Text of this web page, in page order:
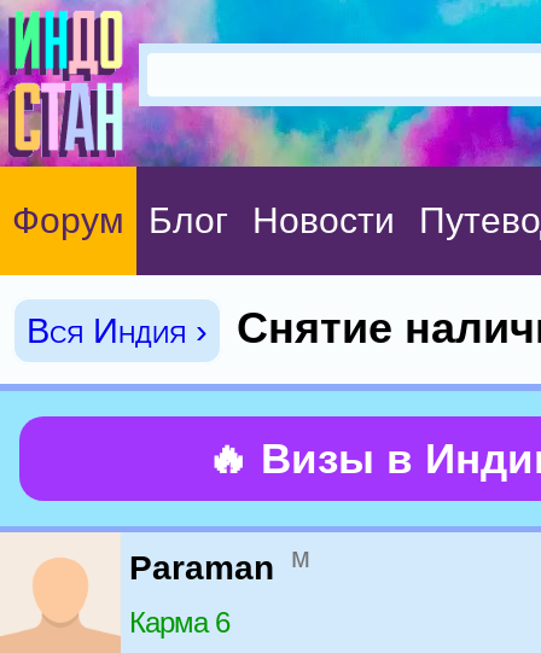
Форум Блог Новости
Вся Индия › Снятие
🔥 Визы в
Paraman м
Карма 6